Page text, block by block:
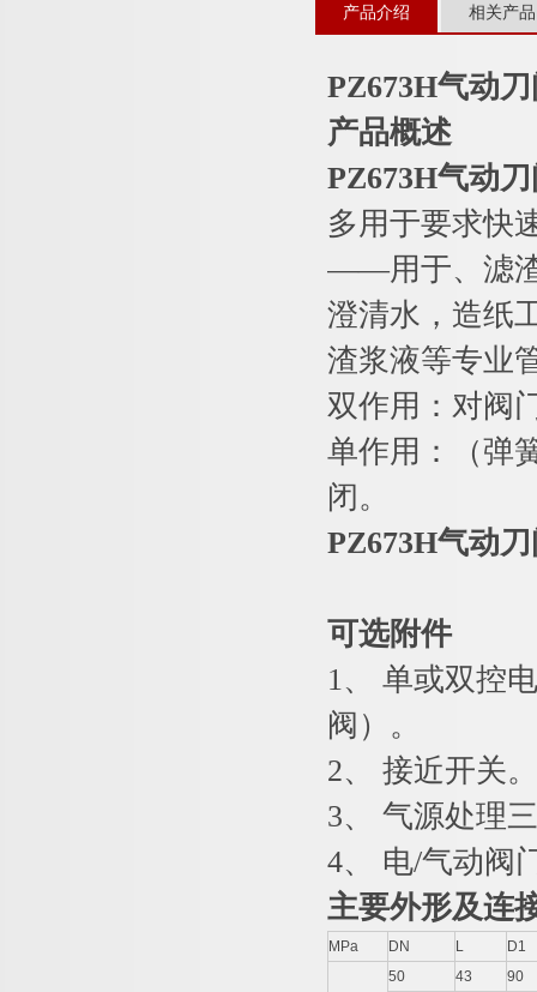
产品介绍 相关产品
PZ673H气动
产品概述
PZ673H气动
多用于要求快
——用于、滤
澄清水，造纸
渣浆液等专业
双作用：对阀
单作用：（弹
闭。
PZ673H气动
可选附件
1、 单或双控
阀）。
2、 接近开关。
3、 气源处理
4、 电/气动阀
主要外形及连
MPa DN L D1
50 43
90